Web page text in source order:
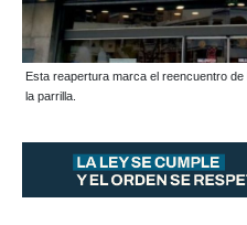
Esta reapertura marca el reencuentro
la parrilla.